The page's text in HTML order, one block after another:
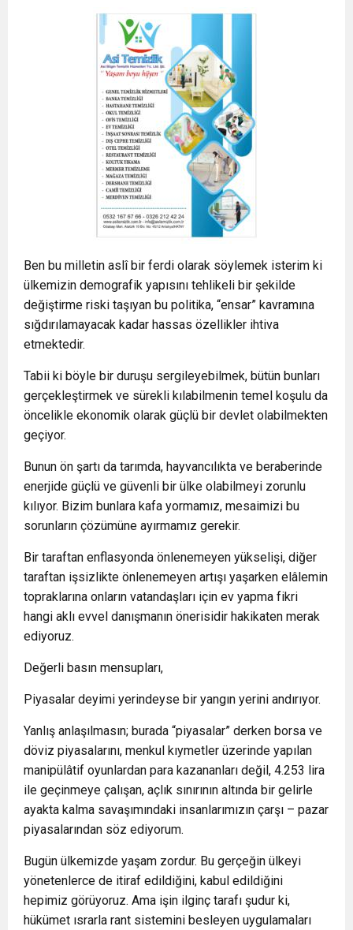
Ben bu milletin aslî bir ferdi olarak söylemek isterim ki
ülkemizin demografik yapısını tehlikeli bir şekilde
değiştirme riski taşıyan bu politika, “ensar” kavramına
sığdırılamayacak kadar hassas özellikler ihtiva
etmektedir.
Tabii ki böyle bir duruşu sergileyebilmek, bütün bunları
gerçekleştirmek ve sürekli kılabilmenin temel koşulu da
öncelikle ekonomik olarak güçlü bir devlet olabilmekten
geçiyor.
Bunun ön şartı da tarımda, hayvancılıkta ve beraberinde
enerjide güçlü ve güvenli bir ülke olabilmeyi zorunlu
kılıyor. Bizim bunlara kafa yormamız, mesaimizi bu
sorunların çözümüne ayırmamız gerekir.
Bir taraftan enflasyonda önlenemeyen yükselişi, diğer
taraftan işsizlikte önlenemeyen artışı yaşarken elâlemin
topraklarına onların vatandaşları için ev yapma fikri
hangi aklı evvel danışmanın önerisidir hakikaten merak
ediyoruz.
Değerli basın mensupları,
Piyasalar deyimi yerindeyse bir yangın yerini andırıyor.
Yanlış anlaşılmasın; burada “piyasalar” derken borsa ve
döviz piyasalarını, menkul kıymetler üzerinde yapılan
manipülâtif oyunlardan para kazananları değil, 4.253 lira
ile geçinmeye çalışan, açlık sınırının altında bir gelirle
ayakta kalma savaşımındaki insanlarımızın çarşı – pazar
piyasalarından söz ediyorum.
Bugün ülkemizde yaşam zordur. Bu gerçeğin ülkeyi
yönetenlerce de itiraf edildiğini, kabul edildiğini
hepimiz görüyoruz. Ama işin ilginç tarafı şudur ki,
hükümet ısrarla rant sistemini besleyen uygulamaları